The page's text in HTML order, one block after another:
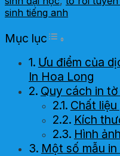
sinh tiếng anh
Mục lục Toggle Table of
Ưu điểm của
In Hoa Long
Quy cách in
Chất liệu
Kích
Hình ảnh
Một số mẫu